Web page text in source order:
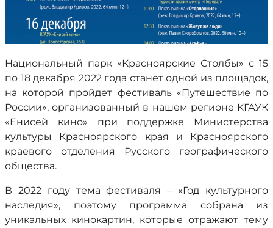
Национальный парк «Красноярские Столбы» с 15
по 18 декабря 2022 года станет одной из площадок,
на которой пройдет фестиваль «Путешествие по
России», организованный в нашем регионе КГАУК
«Енисей кино» при поддержке Министерства
культуры Красноярского края и Красноярского
краевого отделения Русского географического
общества.
В 2022 году тема фестиваля – «Год культурного
наследия», поэтому программа собрана из
уникальных кинокартин, которые отражают тему